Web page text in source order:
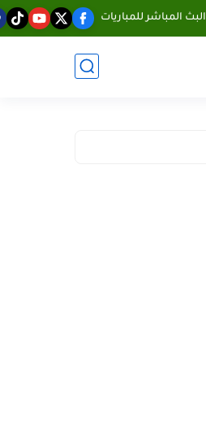
البث المباشر للمباريات